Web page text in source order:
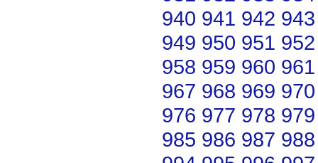
940 941 942 943
949 950 951 952
958 959 960 961
967 968 969 970
976 977 978 979
985 986 987 988